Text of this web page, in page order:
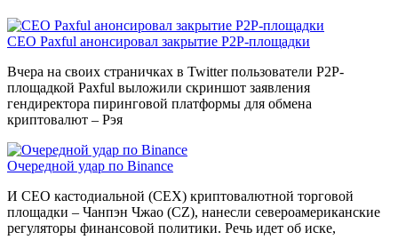
CEO Paxful анонсировал закрытие P2P-площадки
Вчера на своих страничках в Twitter пользователи P2P-
площадкой Paxful выложили скриншот заявления
гендиректора пиринговой платформы для обмена
криптовалют – Рэя
Очередной удар по Binance
И CEO кастодиальной (CEX) криптовалютной торговой
площадки – Чанпэн Чжао (CZ), нанесли североамериканские
регуляторы финансовой политики. Речь идет об иске,